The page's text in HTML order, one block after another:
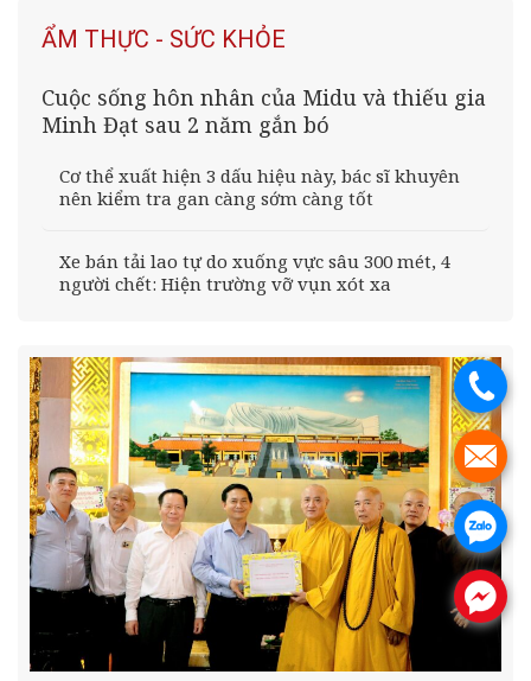
ẨM THỰC - SỨC KHỎE
Cuộc sống hôn nhân của Midu và thiếu gia
Minh Đạt sau 2 năm gắn bó
Cơ thể xuất hiện 3 dấu hiệu này, bác sĩ khuyên
nên kiểm tra gan càng sớm càng tốt
Xe bán tải lao tự do xuống vực sâu 300 mét, 4
người chết: Hiện trường vỡ vụn xót xa
.
.
.
.